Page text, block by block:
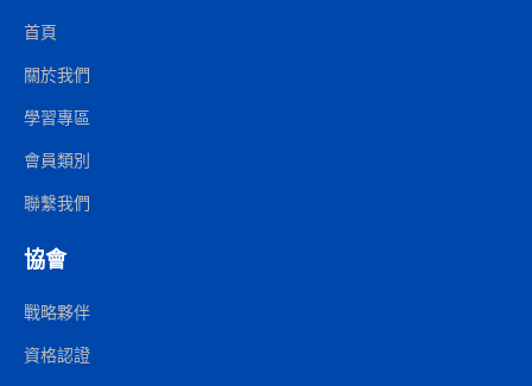
首頁
關於我們
學習專區
會員類別
聯繫我們
協會
戰略夥伴
資格認證